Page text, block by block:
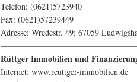
Telefon: (0621)5723940
Fax: (0621)57239449
Adresse: Wredestr. 49; 67059
Rüttger Immobilien und
Internet: www.reuttger-immobilien.de